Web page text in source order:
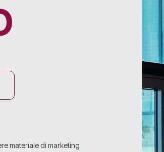
materiale di marketing